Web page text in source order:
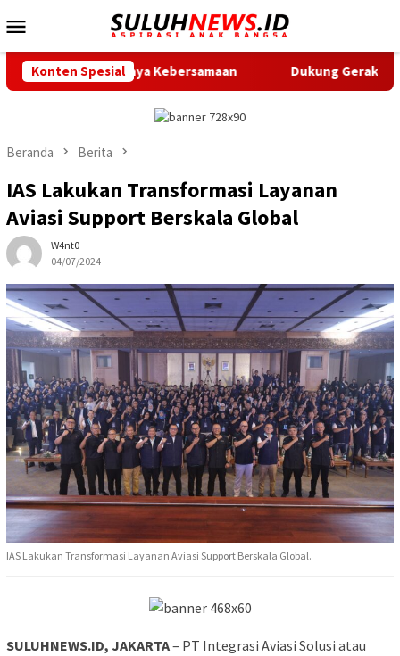
ke
Mobile
Konten Spesial
Kebersamaan Dukung Gerak Jalan Santai HUT
Beranda Berita
IAS Lakukan Transformasi Layanan
Aviasi Support Berskala Global
W4nt0
04/07/2024
IAS Lakukan Transformasi Layanan Aviasi Support Berskala Global.
SULUHNEWS.ID, JAKARTA– PT Integrasi Aviasi Solusi atau